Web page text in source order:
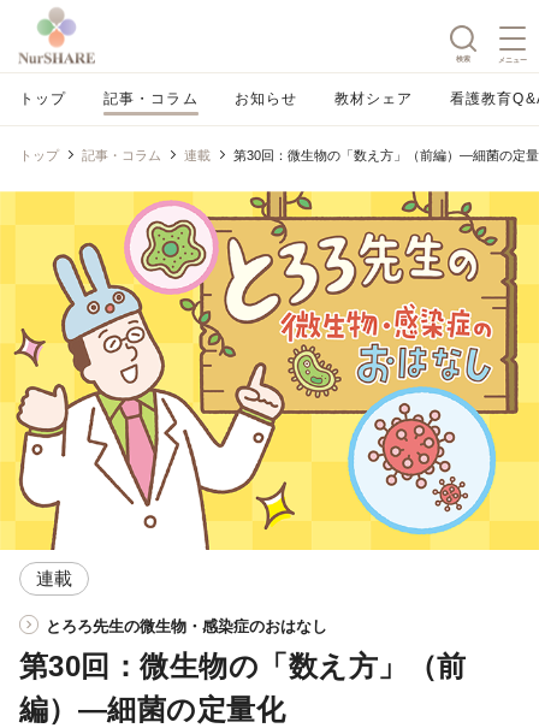
検索 メニュー
トップ 記事・コラム お知らせ 教材シェア 看護教育
トップ 記事・コラム 連載 第30回：微生物の「数え方」（前編）―細菌の定
連載
とろろ先生の微生物・感染症のおはなし
第30回：微生物の「数え方」（前
編）―細菌の定量化